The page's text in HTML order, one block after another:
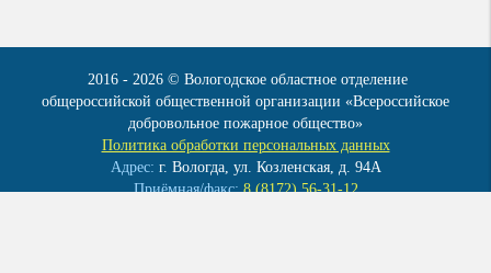
2016 - 2026 © Вологодское областное отделение
общероссийской общественной организации «Всероссийское
добровольное пожарное общество»
Политика обработки персональных данных
Адрес: г. Вологда, ул. Козленская, д. 94А
Приёмная/факс:8 (8172) 56-31-12